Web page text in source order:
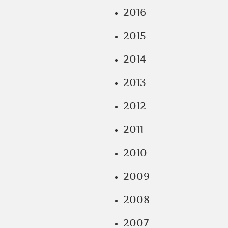
2016
2015
2014
2013
2012
2011
2010
2009
2008
2007